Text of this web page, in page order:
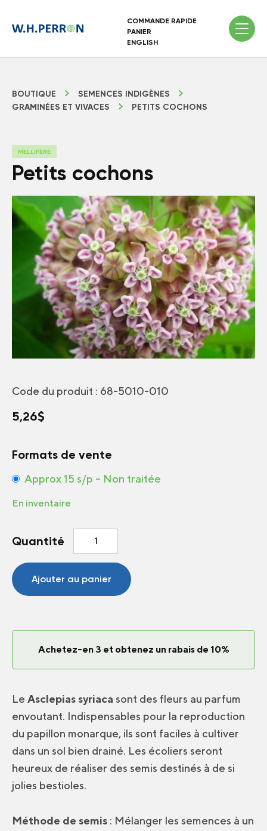
COMMANDE RAPIDE
PANIER
ENGLISH
BOUTIQUE
SEMENCES INDIGÈNES
GRAMINÉES ET VIVACES
PETITS COCHONS
MELLIFÈRE
Petits cochons
Code du produit : 68-5010-010
5,26$
Formats de vente
Approx 15 s/p – Non traitée
En inventaire
Quantité
quantité
Petits
cochons
Ajouter au panier
Achetez-en 3 et obtenez un rabais de 10%
Le Asclepias syriaca sont des fleurs au parfum
envoutant. Indispensables pour la reproduction
du papillon monarque, ils sont faciles à cultiver
dans un sol bien drainé. Les écoliers seront
heureux de réaliser des semis destinés à de si
jolies bestioles.
Méthode de semis : Mélanger les semences à un